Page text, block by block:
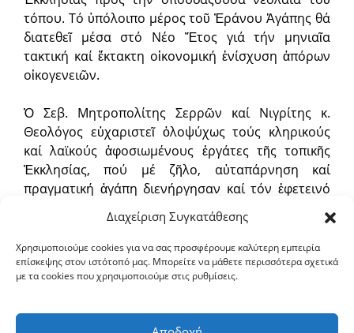
Διαχείριση Συγκατάθεσης
Χρησιμοποιούμε cookies για να σας προσφέρουμε καλύτερη εμπειρία
επίσκεψης στον ιστότοπό μας. Μπορείτε να μάθετε περισσότερα σχετικά
με τα cookies που χρησιμοποιούμε στις ρυθμίσεις.
τόπου. Τό ὑπόλοιπο μέρος τοῦ Ἐράνου Ἀγάπης θά
διατεθεῖ μέσα στό Νέο Ἔτος γιά τήν μηνιαῖα
τακτική καί ἔκ­τακτη οἰκονομική ἐνίσχυση ἀπόρων
οἰκογενειῶν.
Ὁ Σεβ. Μητροπολίτης Σερρῶν καί Νιγρίτης κ.
Θεολόγος εὐχαριστεῖ ὁλοψύχως τούς κληρικούς
καί λαϊκούς ἀφοσιωμένους ἐργάτες τῆς τοπικῆς
Ἐκκλησί­ας, πού μέ ζῆλο, αὐταπάρνηση καί
πραγματική ἀγάπη διενήργησαν καί τόν ἐφετεινό
ἔρανο τῆς Ἐκκλησίας μας καί κυρίως τόν
φιλόχριστο, φιλότιμο καί εὐαίσθητο στόν ἀν­
θρώπινο πόνο λαό μας, γιά τήν ἰδιαιτέρως
συγκινητική καί ἐντυπω­σιακή ἀντα­πόκρισή του,
παρά τίς ἰδιαι­τέρως δύσκολες οἰκονομικές